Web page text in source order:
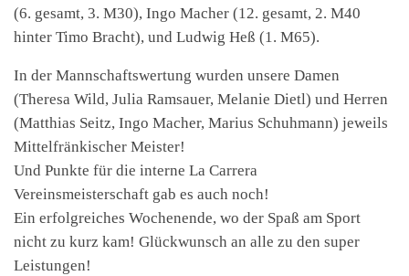
(6. gesamt, 3. M30), Ingo Macher (12. gesamt, 2. M40
hinter Timo Bracht), und Ludwig Heß (1. M65).
In der Mannschaftswertung wurden unsere Damen
(Theresa Wild, Julia Ramsauer, Melanie Dietl) und Herren
(Matthias Seitz, Ingo Macher, Marius Schuhmann) jeweils
Mittelfränkischer Meister!
Und Punkte für die interne La Carrera
Vereinsmeisterschaft gab es auch noch!
Ein erfolgreiches Wochenende, wo der Spaß am Sport
nicht zu kurz kam! Glückwunsch an alle zu den super
Leistungen!